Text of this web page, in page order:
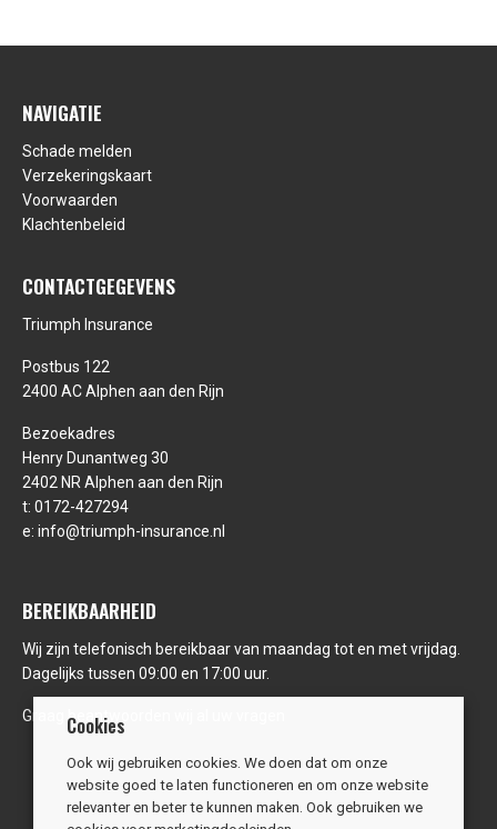
NAVIGATIE
Schade melden
Verzekeringskaart
Voorwaarden
Klachtenbeleid
CONTACTGEGEVENS
Triumph Insurance
Postbus 122
2400 AC Alphen aan den Rijn
Bezoekadres
Henry Dunantweg 30
2402 NR Alphen aan den Rijn
t: 0172-427294
e: info@triumph-insurance.nl
BEREIKBAARHEID
Wij zijn telefonisch bereikbaar van maandag tot en met vrijdag.
Dagelijks tussen 09:00 en 17:00 uur.
Graag beantwoorden wij al uw vragen
Cookies
Ook wij gebruiken cookies. We doen dat om onze
website goed te laten functioneren en om onze website
relevanter en beter te kunnen maken. Ook gebruiken we